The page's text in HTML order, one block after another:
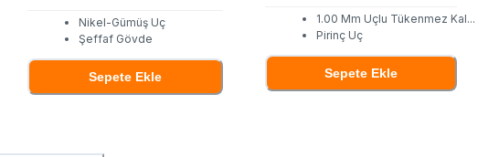
Nikel-Gümüş Uç
Şeffaf Gövde
Sepete Ekle
1.00 Mm Uçlu Tükenmez Kal...
Pirinç Uç
Sepete Ekle